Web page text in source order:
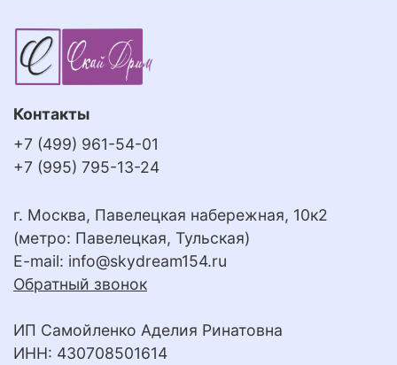
Контакты
+7 (499) 961-54-01
+7 (995) 795-13-24
г. Москва, Павелецкая набережная, 10к2
(метро: Павелецкая, Тульская)
E-mail: info@skydream154.ru
Обратный звонок
ИП Самойленко Аделия Ринатовна
ИНН: 430708501614